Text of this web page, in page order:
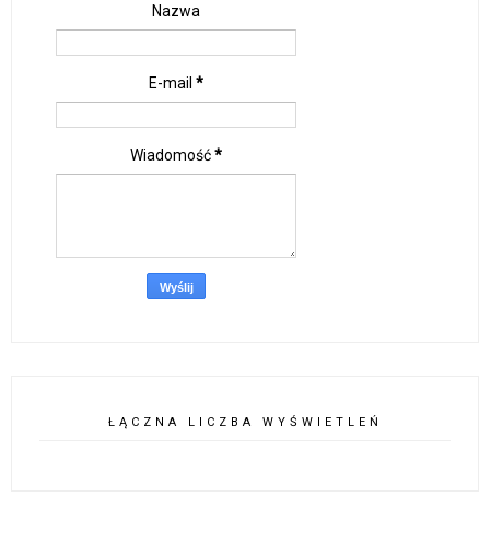
Nazwa
E-mail *
Wiadomość*
ŁĄCZNA LICZBA WYŚWIETLEŃ